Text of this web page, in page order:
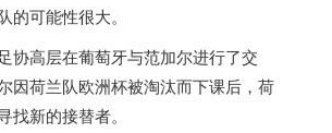
的可能性很大。
足协高层在葡萄牙与范加尔进行了交
因荷兰队欧洲杯被淘汰而下课后， 荷
找新的接替者。